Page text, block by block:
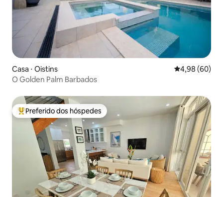
Casa ⋅ Oistins 4,98 de uma
4,98 (60)
O Golden Palm Barbados
Entre os melhores preferidos dos hóspedes
Preferido dos hóspedes